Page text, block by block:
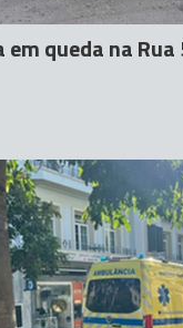
queda na